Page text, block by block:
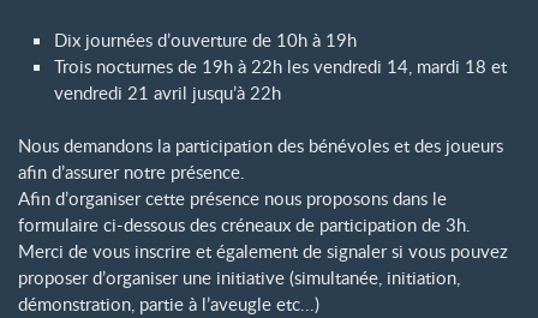
Dix journées d’ouverture de 10h à 19h
Trois nocturnes de 19h à 22h les vendredi 14, mardi 18 et
vendredi 21 avril jusqu’à 22h
Nous demandons la participation des bénévoles et des joueurs
afin d’assurer notre présence.
Afin d’organiser cette présence nous proposons dans le
formulaire ci-dessous des créneaux de participation de 3h.
Merci de vous inscrire et également de signaler si vous pouvez
proposer d’organiser une initiative (simultanée, initiation,
démonstration, partie à l’aveugle etc...)